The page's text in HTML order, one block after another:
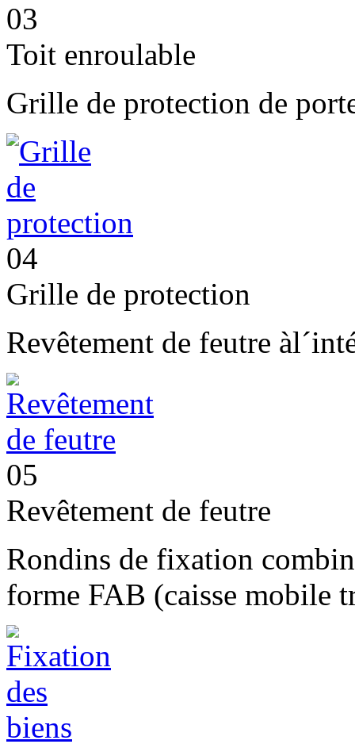
03
Toit enroulable
Grille de protection de
04
Grille de protection
Revêtement de feutre
05
Revêtement de feutre
Rondins de fixation
forme FAB (caisse mobile